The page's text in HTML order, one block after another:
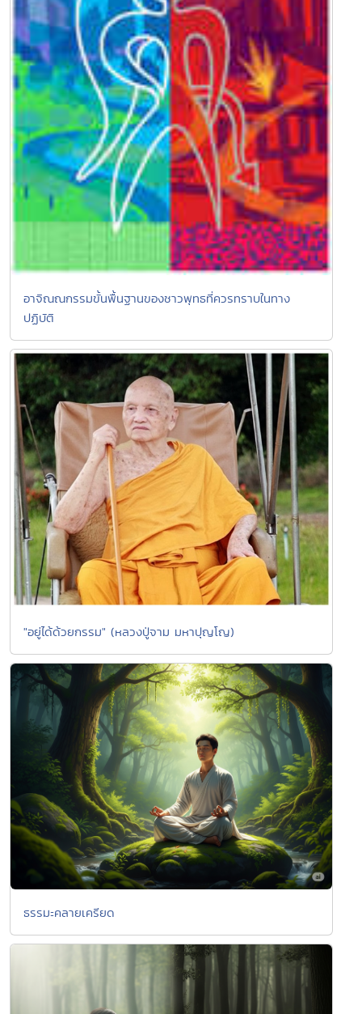
อาจิณณกรรมขั้นพื้นฐานของชาวพุทธที่ควรทราบในทาง
ปฏิบัติ
"อยู่ได้ด้วยกรรม" (หลวงปู่จาม มหาปุญโญ)
ธรรมะคลายเครียด